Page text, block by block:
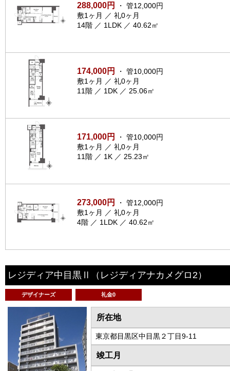
288,000円
・ 管12,000円
敷1ヶ月 ／ 礼0ヶ月
14階 ／ 1LDK ／ 40.62㎡
174,000円
・ 管10,000円
敷1ヶ月 ／ 礼0ヶ月
11階 ／ 1DK ／ 25.06㎡
171,000円
・ 管10,000円
敷1ヶ月 ／ 礼0ヶ月
11階 ／ 1K ／ 25.23㎡
273,000円
・ 管12,000円
敷1ヶ月 ／ 礼0ヶ月
4階 ／ 1LDK ／ 40.62㎡
レジディア中目黒Ⅱ （レジディアナカメグロ2）
デザイナーズ 礼金0
所在地
東京都目黒区中目黒２丁目9-11
竣工月